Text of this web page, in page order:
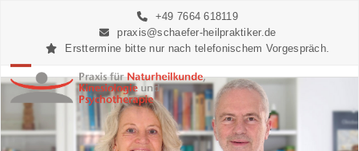
+49 7664 618119
praxis@schaefer-heilpraktiker.de
Ersttermine bitte nur nach telefonischem Vorgespräch.
Open
mobile
menu
Close
mobile
menu